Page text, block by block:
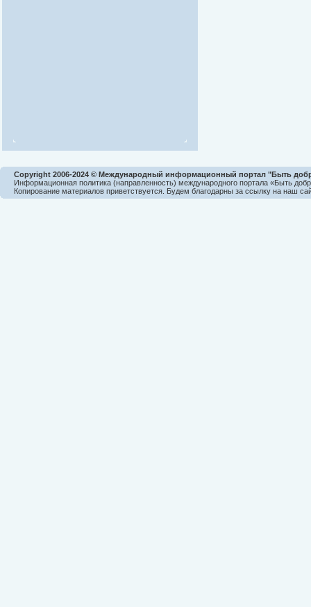
Copyright 2006-2024 © Международный информационный портал "Быть
Информационная политика (направленность) международного портала «Быть
Копирование материалов приветствуется. Будем благодарны за ссылку на наш